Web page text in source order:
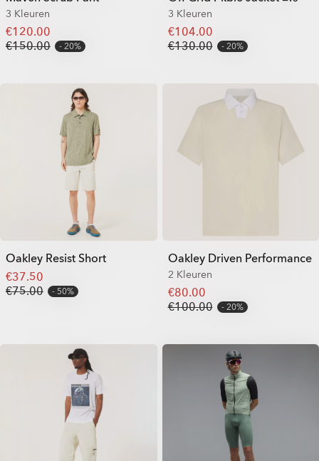
3 Kleuren
€120.00
€150.00
20%
3 Kleuren
€104.00
€130.00
20%
Oakley Resist Short
€37.50
€75.00
50%
Oakley Driven Performance
2 Kleuren
€80.00
€100.00
20%